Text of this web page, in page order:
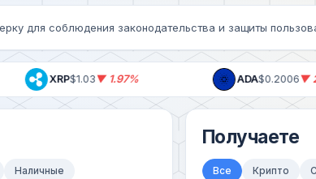
для соблюдения законодательства и защиты
XRP $1.03▼ 1.97% ADA $0.2006▼ 2.81%
Наличные
Получаете
Все Крипто